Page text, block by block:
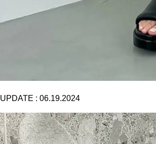
UPDATE : 06.19.2024